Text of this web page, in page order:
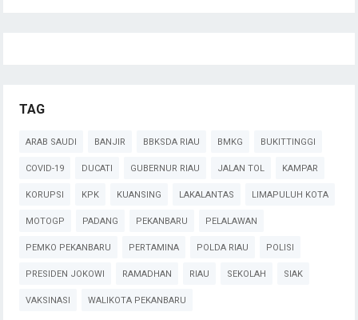
TAG
ARAB SAUDI BANJIR BBKSDA RIAU BMKG BUKITTINGGI
COVID-19 DUCATI GUBERNUR RIAU JALAN TOL KAMPAR
KORUPSI KPK KUANSING LAKALANTAS LIMAPULUH KOTA
MOTOGP PADANG PEKANBARU PELALAWAN
PEMKO PEKANBARU PERTAMINA POLDA RIAU POLISI
PRESIDEN JOKOWI RAMADHAN RIAU SEKOLAH SIAK
VAKSINASI WALIKOTA PEKANBARU